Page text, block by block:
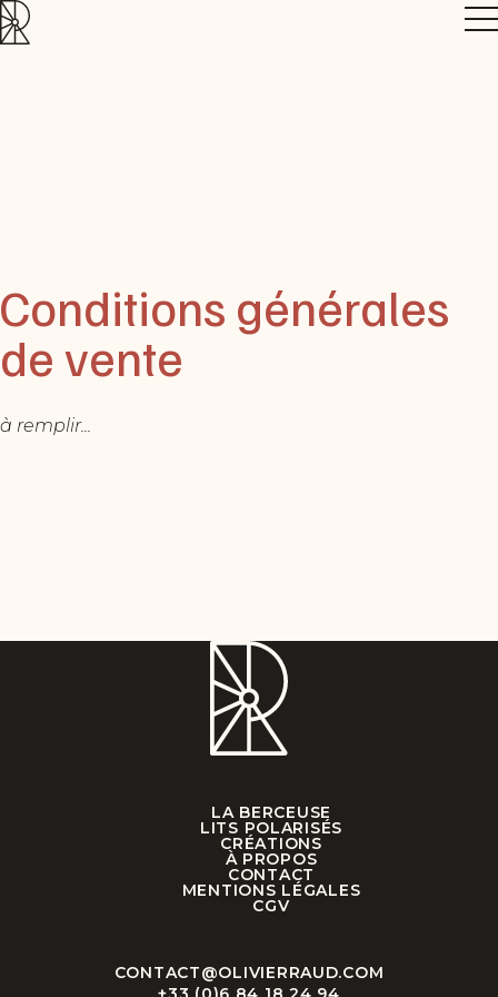
Aller
au
Olivier
de
vente
Conditions générales
de vente
à remplir...
LA BERCEUSE
LITS POLARISÉS
CRÉATIONS
À PROPOS
CONTACT
MENTIONS LÉGALES
CGV
CONTACT@OLIVIERRAUD.COM